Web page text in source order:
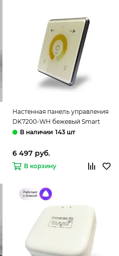
Настенная панель управления
DK7200-WH бежевый Smart
Denkirs
143 шт
6 497 руб.
В корзину